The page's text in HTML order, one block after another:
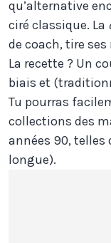
qu’alternative
ciré classique. La
de coach, tire
La recette ? Un
biais et
Tu pourras
collections des
années 90, telles
longue).